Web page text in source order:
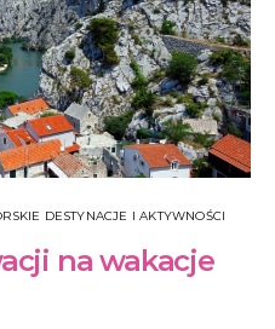
DESTYNACJE I AKTYWNOŚCI
na wakacje